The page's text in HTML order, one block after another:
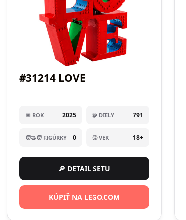
#31214 LOVE
📅 ROK 2025 🧩 DIELY 791
🧑‍🤝‍🧑 FIGÚRKY 0 🙂 VEK 18+
🔎 DETAIL SETU
KÚPIŤ NA LEGO.COM